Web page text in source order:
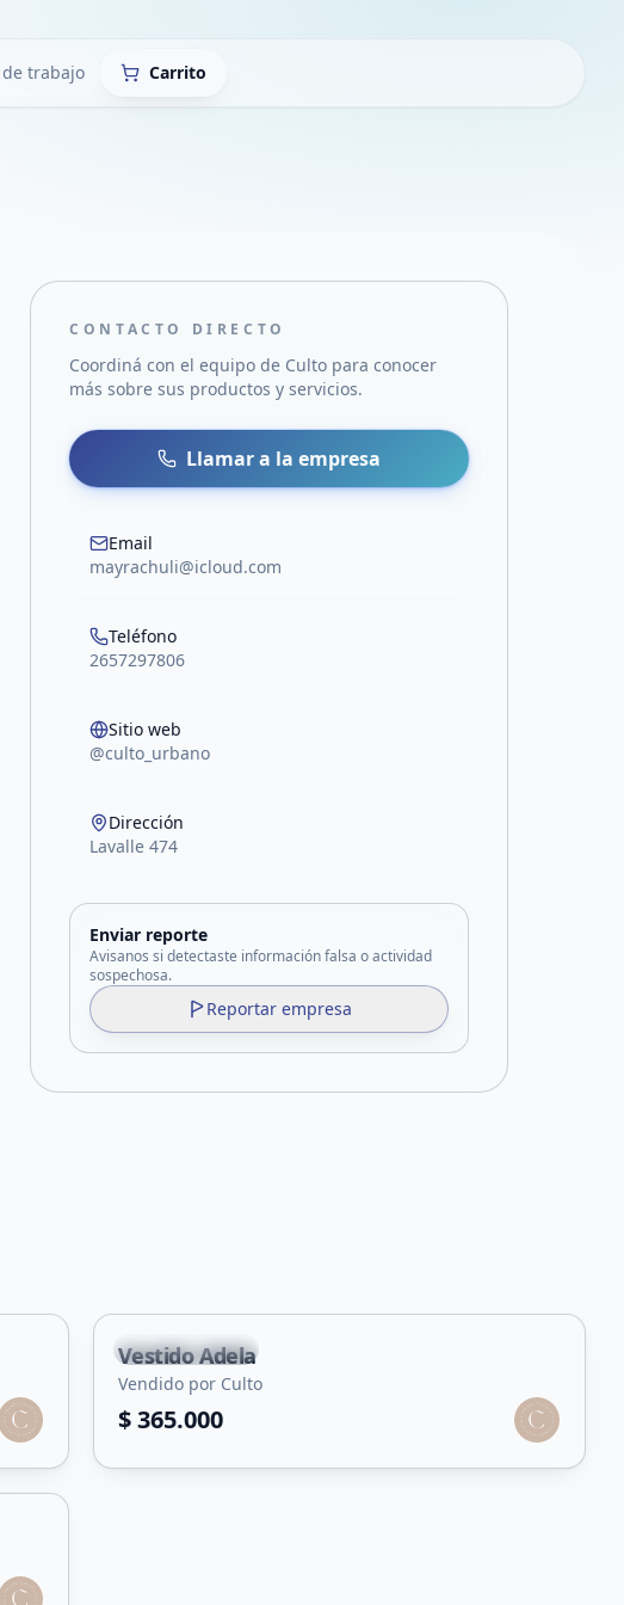
de trabajo Carrito
empresa
por WhatsApp
por mail
en Facebook
CONTACTO DIRECTO
Coordiná con el equipo de Culto para conocer
más sobre sus productos y servicios.
Llamar a la empresa
Email
mayrachuli@icloud.com
Teléfono
2657297806
Sitio web
@culto_urbano
Dirección
Lavalle 474
Enviar reporte
Avisanos si detectaste información falsa o actividad
sospechosa.
Reportar empresa
Villa Mercedes
Vestido Adela
Vendido por Culto
$ 365.000